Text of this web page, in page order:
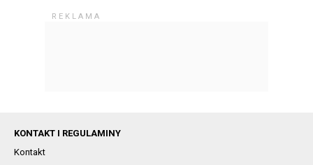
KONTAKT I REGULAMINY
Kontakt